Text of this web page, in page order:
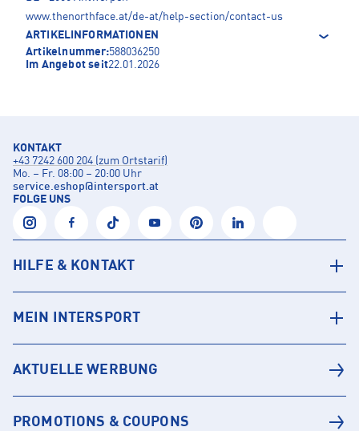
www.thenorthface.at/de-at/help-section/contact-us
ARTIKELINFORMATIONEN
Artikelnummer:588036250
Im Angebot seit22.01.2026
KONTAKT
+43 7242 600 204 (zum Ortstarif)
Mo. – Fr. 08:00 – 20:00 Uhr
service.eshop@intersport.at
FOLGE UNS
HILFE & KONTAKT
MEIN INTERSPORT
AKTUELLE WERBUNG
PROMOTIONS & COUPONS